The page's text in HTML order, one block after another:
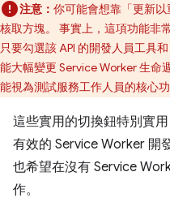
注意： 你可能會想靠「更新
核取方塊。 事實上，這項功能非
只要勾選該 API 的開發人員工具
能大幅變更 Service Worker 生命
能視為測試服務工作人員的核心功
這些實用的切換鈕特別實
有效的 Service Worker 開
也希望在沒有 Service
作。